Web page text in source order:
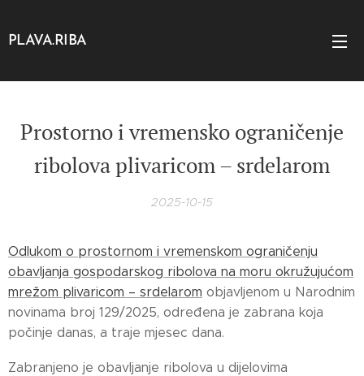
PLAVA.RIBA
Prostorno i vremensko ograničenje
ribolova plivaricom – srdelarom
2025-10-15
Odlukom o prostornom i vremenskom ograničenju
obavljanja gospodarskog ribolova na moru okružujućom
mrežom plivaricom – srdelarom objavljenom u Narodnim
novinama broj 129/2025, određena je zabrana koja
počinje danas, a traje mjesec dana.
Zabranjeno je obavljanje ribolova u dijelovima